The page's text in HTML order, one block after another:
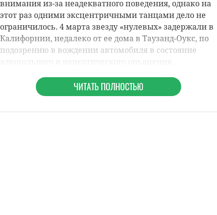
внимания из-за неадекватного поведения, однако на
этот раз одними эксцентричными танцами дело не
ограничилось. 4 марта звезду «нулевых» задержали в
Калифорнии, недалеко от ее дома в Таузанд-Оукс, по
подозрению в вождении автомобиля в состояние
ЧИТАТЬ ПОЛНОСТЬЮ